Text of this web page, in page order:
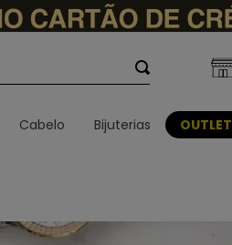
Cabelo Bijuterias OUTLET